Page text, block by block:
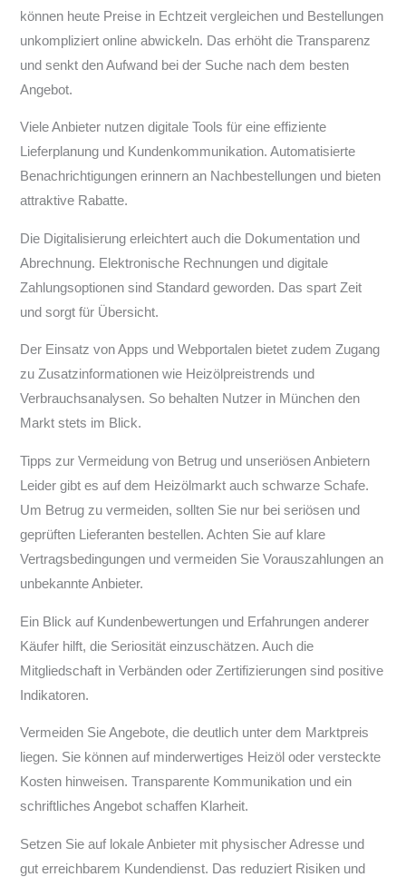
können heute Preise in Echtzeit vergleichen und Bestellungen
unkompliziert online abwickeln. Das erhöht die Transparenz
und senkt den Aufwand bei der Suche nach dem besten
Angebot.
Viele Anbieter nutzen digitale Tools für eine effiziente
Lieferplanung und Kundenkommunikation. Automatisierte
Benachrichtigungen erinnern an Nachbestellungen und bieten
attraktive Rabatte.
Die Digitalisierung erleichtert auch die Dokumentation und
Abrechnung. Elektronische Rechnungen und digitale
Zahlungsoptionen sind Standard geworden. Das spart Zeit
und sorgt für Übersicht.
Der Einsatz von Apps und Webportalen bietet zudem Zugang
zu Zusatzinformationen wie Heizölpreistrends und
Verbrauchsanalysen. So behalten Nutzer in München den
Markt stets im Blick.
Tipps zur Vermeidung von Betrug und unseriösen Anbietern
Leider gibt es auf dem Heizölmarkt auch schwarze Schafe.
Um Betrug zu vermeiden, sollten Sie nur bei seriösen und
geprüften Lieferanten bestellen. Achten Sie auf klare
Vertragsbedingungen und vermeiden Sie Vorauszahlungen an
unbekannte Anbieter.
Ein Blick auf Kundenbewertungen und Erfahrungen anderer
Käufer hilft, die Seriosität einzuschätzen. Auch die
Mitgliedschaft in Verbänden oder Zertifizierungen sind positive
Indikatoren.
Vermeiden Sie Angebote, die deutlich unter dem Marktpreis
liegen. Sie können auf minderwertiges Heizöl oder versteckte
Kosten hinweisen. Transparente Kommunikation und ein
schriftliches Angebot schaffen Klarheit.
Setzen Sie auf lokale Anbieter mit physischer Adresse und
gut erreichbarem Kundendienst. Das reduziert Risiken und